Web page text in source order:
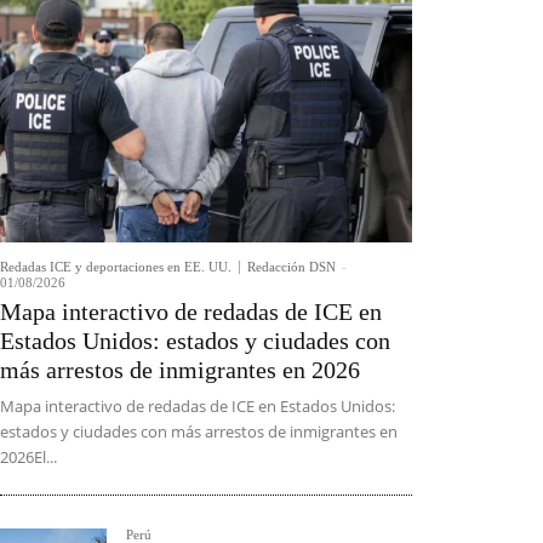
Redadas ICE y deportaciones en EE. UU. Redacción DSN -
01/08/2026
Mapa interactivo de redadas de ICE en
Estados Unidos: estados y ciudades con
más arrestos de inmigrantes en 2026
Mapa interactivo de redadas de ICE en Estados Unidos:
estados y ciudades con más arrestos de inmigrantes en
2026El...
Perú